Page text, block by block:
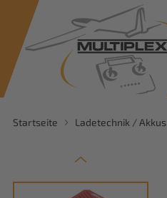
Startseite Ladetechnik / Akkus